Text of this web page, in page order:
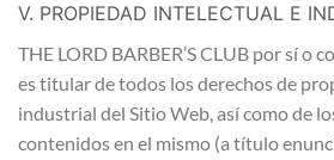
V. PROPIEDAD INTELECTUAL E
THE LORD BARBER’S CLUB por sí o
es titular de todos los derechos de
industrial del Sitio Web, así como de
contenidos en el mismo (a título